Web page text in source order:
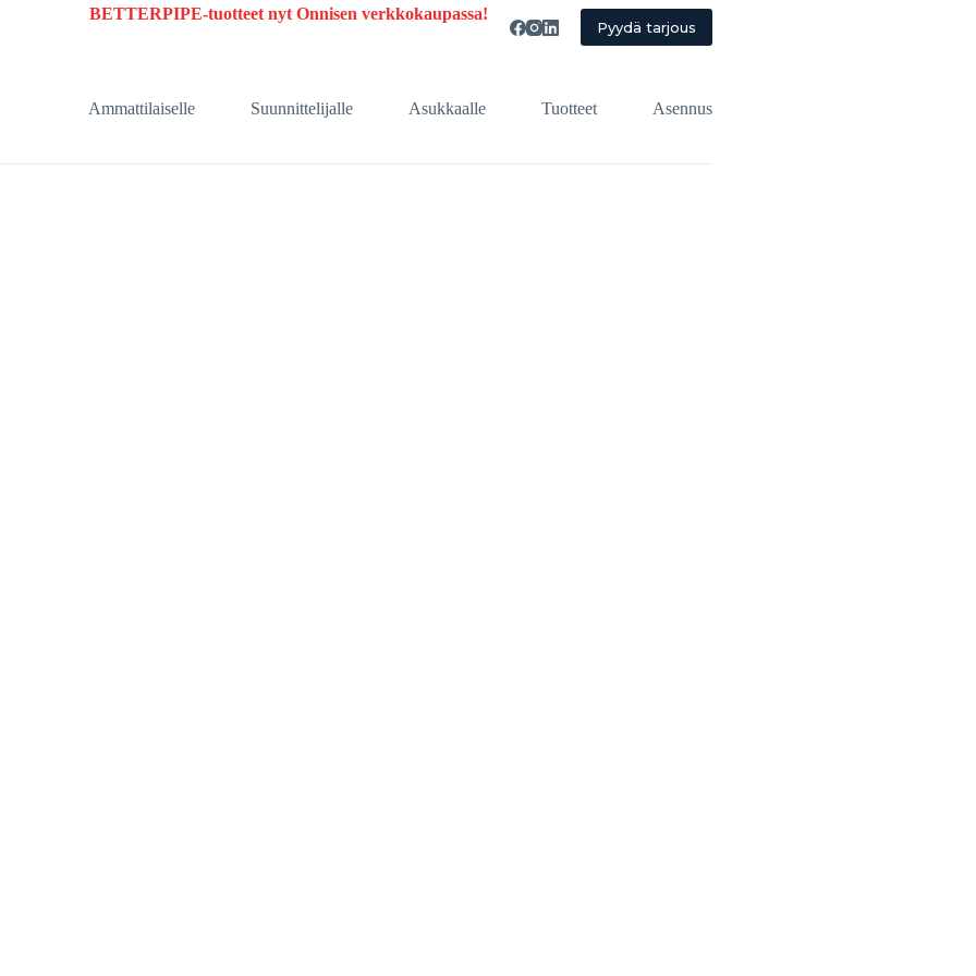
BETTERPIPE-tuotteet nytOnnisen verkkokaupassa!
Pyydä tarjous
Ammattilaiselle Suunnittelijalle Asukkaalle Tuotteet Asennus